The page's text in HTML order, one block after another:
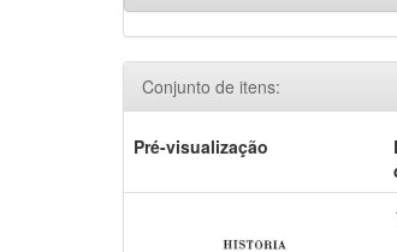
Conjunto de itens:
Pré-visualização